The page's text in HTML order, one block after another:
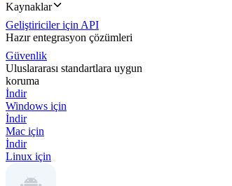
Kaynaklar
Geliştiriciler için API
Hazır entegrasyon çözümleri
Güvenlik
Uluslararası standartlara uygun
koruma
İndir
Windows için
İndir
Mac için
İndir
Linux için